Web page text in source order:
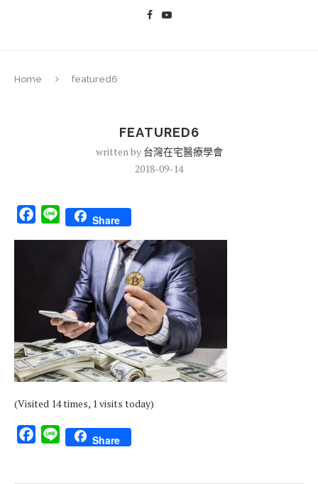
Home featured6
FEATURED6
written by 台灣在宅醫療學會
2018-09-14
Facebook
Line Share
(Visited 14 times, 1 visits today)
Facebook
Line Share